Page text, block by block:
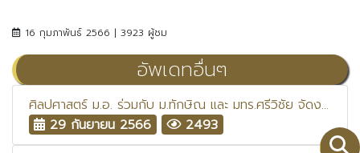
16 กุมภาพันธ์ 2566 | 3923 ผู้ชม
อัพเดทอื่นๆ
ศิลปศาสตร์ ม.อ. ร่วมกับ ม.ทักษิณ และ มทร.ศรีวิชัย จัดงานสืบสานประเพณีบุญสารทเดือนสิบ: สืบสารทร่วมสมัย Way of Life, Way of Foods, and Way Forward
29 กันยายน 2566
2493